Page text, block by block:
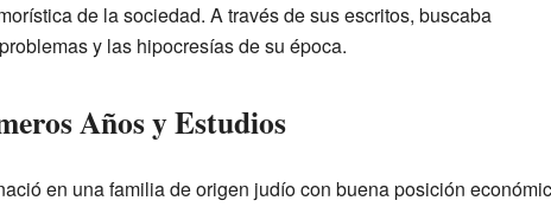
de la sociedad. A través de sus escritos, buscaba
y las hipocresías de su época.
Años y Estudios
en una familia de origen judío con buena posición